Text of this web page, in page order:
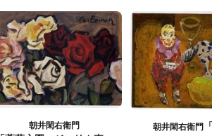
朝井閑右衛門 朝井閑右衛門